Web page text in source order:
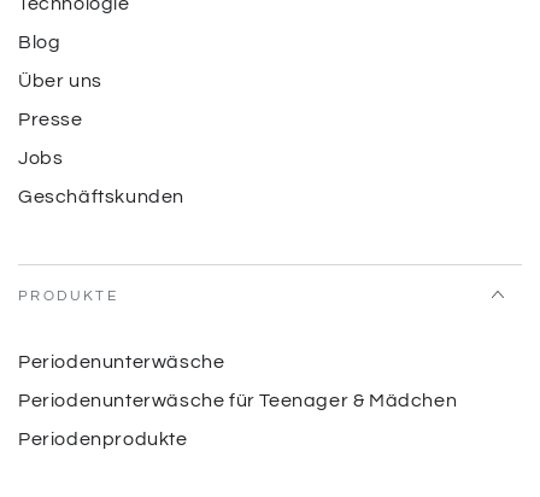
Blog
Über uns
Presse
Jobs
Geschäftskunden
PRODUKTE
Periodenunterwäsche
Periodenunterwäsche für Teenager & Mädchen
Periodenprodukte